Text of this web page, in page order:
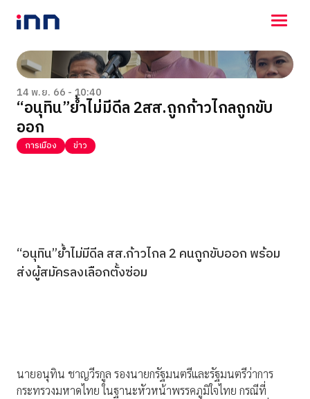
NEWS
ENTERTAINMENT
LIFESTYLE
HOROSCOPE
LOTTERY
VIDEO
14 พ.ย. 66 - 10:40
“อนุทิน”ย้ำไม่มีดีล 2สส.ถูกก้าวไกลถูกขับ
ออก
การเมือง ข่าว
“อนุทิน”ย้ำไม่มีดีล สส.ก้าวไกล 2 คนถูกขับออก พร้อม
ส่งผู้สมัครลงเลือกตั้งซ่อม
นายอนุทิน ชาญวีรกูล รองนายกรัฐมนตรีและรัฐมนตรีว่าการ
กระทรวงมหาดไทย ในฐานะหัวหน้าพรรคภูมิใจไทย กรณีที่